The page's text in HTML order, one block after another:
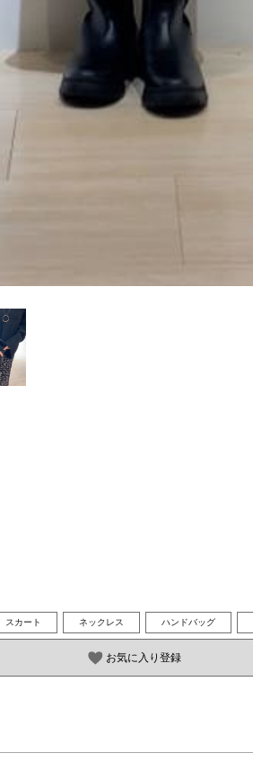
スカート ネックレス ハンドバッグ
お気に入り登録